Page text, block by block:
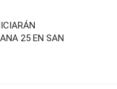
25 EN SAN